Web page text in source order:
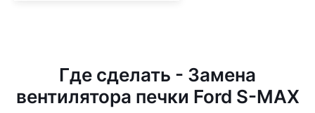
Где сделать - Замена
вентилятора печки Ford S-MAX